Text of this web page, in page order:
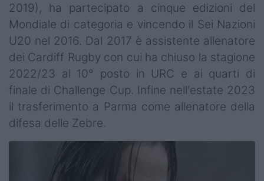
2019), ha partecipato a cinque edizioni del
Mondiale di categoria e vincendo il Sei Nazioni
U20 nel 2016. Dal 2017 è assistente allenatore
dei Cardiff Rugby con cui ha chiuso la stagione
2022/23 al 10° posto in URC e ai quarti di
finale di Challenge Cup. Infine nell'estate 2023
il trasferimento a Parma come allenatore della
difesa delle Zebre.